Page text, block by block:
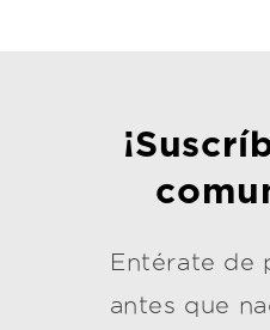
Entérate de
antes que